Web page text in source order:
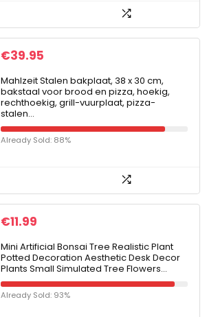
€39.95
Mahlzeit Stalen bakplaat, 38 x 30 cm,
bakstaal voor brood en pizza, hoekig,
rechthoekig, grill-vuurplaat, pizza-
stalen…
Already Sold: 88%
€11.99
Mini Artificial Bonsai Tree Realistic Plant
Potted Decoration Aesthetic Desk Decor
Plants Small Simulated Tree Flowers…
Already Sold: 93%